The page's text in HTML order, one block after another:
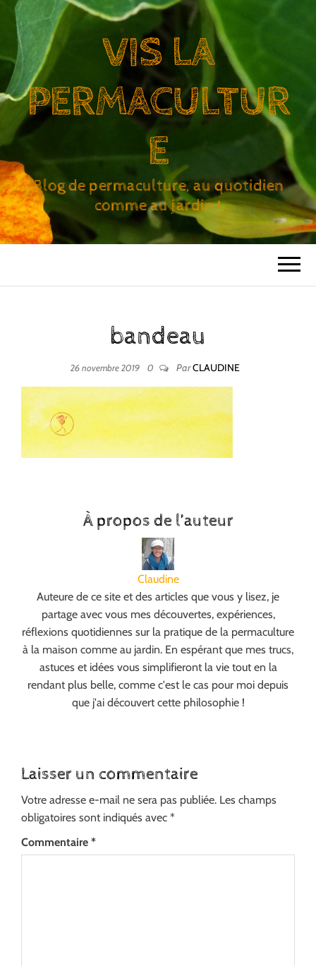
VIS LA
PERMACULTUR
E
Blog de permaculture, au quotidien
comme au jardin !
bandeau
26 novembre 2019 0 ParCLAUDINE
À propos de l’auteur
Claudine
Auteure de ce site et des articles que vous y lisez, je
partage avec vous mes découvertes, expériences,
réflexions quotidiennes sur la pratique de la permaculture
à la maison comme au jardin. En espérant que mes trucs,
astuces et idées vous simplifieront la vie tout en la
rendant plus belle, comme c'est le cas pour moi depuis
que j'ai découvert cette philosophie !
Laisser un commentaire
Votre adresse e-mail ne sera pas publiée. Les champs
obligatoires sont indiqués avec *
Commentaire *